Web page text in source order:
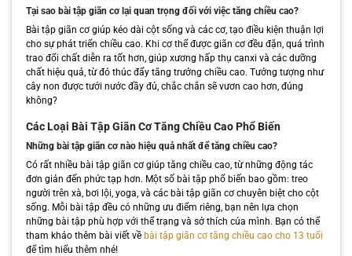
Tại sao bài tập giãn cơ lại quan trọng đối với việc tăng chiều cao?
Bài tập giãn cơ giúp kéo dài cột sống và các cơ, tạo điều kiện thuận lợi
cho sự phát triển chiều cao. Khi cơ thể được giãn cơ đều đặn, quá trình
trao đổi chất diễn ra tốt hơn, giúp xương hấp thụ canxi và các dưỡng
chất hiệu quả, từ đó thúc đẩy tăng trưởng chiều cao. Tưởng tượng như
cây non được tưới nước đầy đủ, chắc chắn sẽ vươn cao hơn, đúng
không?
Các Loại Bài Tập Giãn Cơ Tăng Chiều Cao Phổ Biến
Những bài tập giãn cơ nào hiệu quả nhất để tăng chiều cao?
Có rất nhiều bài tập giãn cơ giúp tăng chiều cao, từ những động tác
đơn giản đến phức tạp hơn. Một số bài tập phổ biến bao gồm: treo
người trên xà, bơi lội, yoga, và các bài tập giãn cơ chuyên biệt cho cột
sống. Mỗi bài tập đều có những ưu điểm riêng, bạn nên lựa chọn
những bài tập phù hợp với thể trạng và sở thích của mình. Bạn có thể
tham khảo thêm bài viết về bài tập giãn cơ tăng chiều cao cho 13 tuổi
để tìm hiểu thêm nhé!